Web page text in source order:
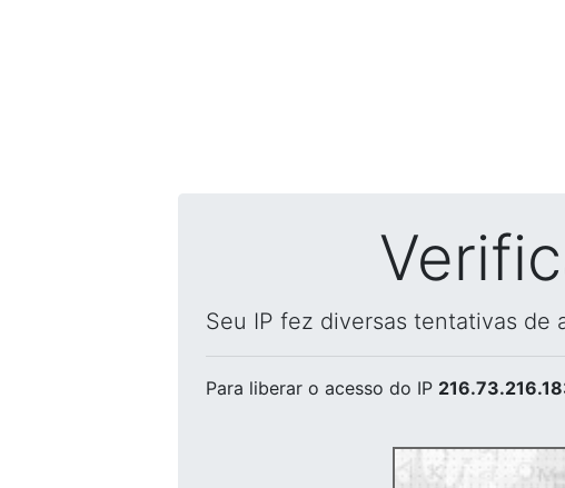
Seu IP fez diversas tentativas de
Para liberar o acesso do IP